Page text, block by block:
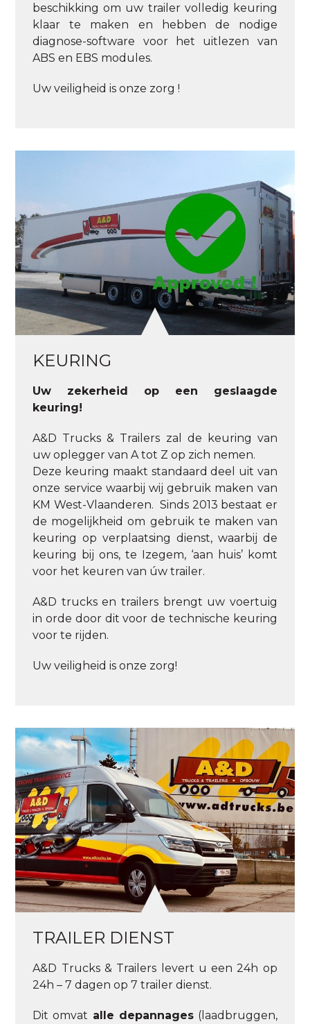
beschikking om uw trailer volledig keuring
klaar te maken en hebben de nodige
diagnose-software voor het uitlezen van
ABS en EBS modules.
Uw veiligheid is onze zorg !
KEURING
Uw zekerheid op een geslaagde
keuring!
A&D Trucks & Trailers zal de keuring van
uw oplegger van A tot Z op zich nemen.
Deze keuring maakt standaard deel uit van
onze service waarbij wij gebruik maken van
KM West-Vlaanderen. Sinds 2013 bestaat er
de mogelijkheid om gebruik te maken van
keuring op verplaatsing dienst, waarbij de
keuring bij ons, te Izegem, ‘aan huis’ komt
voor het keuren van úw trailer.
A&D trucks en trailers brengt uw voertuig
in orde door dit voor de technische keuring
voor te rijden.
Uw veiligheid is onze zorg!
TRAILER DIENST
A&D Trucks & Trailers levert u een 24h op
24h – 7 dagen op 7 trailer dienst.
Dit omvat alle depannages(laadbruggen,